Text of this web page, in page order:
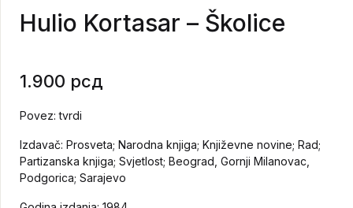
Hulio Kortasar – Školice
1.900 рсд
Povez: tvrdi
Izdavač: Prosveta; Narodna knjiga; Književne novine; Rad;
Partizanska knjiga; Svjetlost; Beograd, Gornji Milanovac,
Podgorica; Sarajevo